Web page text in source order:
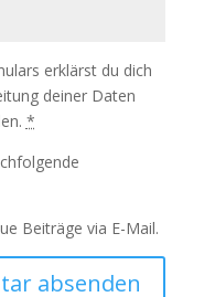
erklärst du dich
deiner Daten
*
Beiträge via E-Mail.